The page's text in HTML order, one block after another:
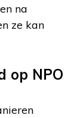
na
ze kan
op NPO